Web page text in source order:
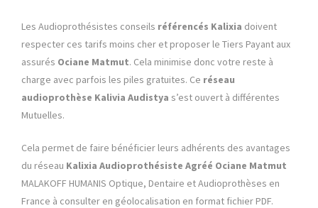
Les Audioprothésistes conseils référencés Kalixia doivent
respecter ces tarifs moins cher et proposer le Tiers Payant aux
assurés Ociane Matmut. Cela minimise donc votre reste à
charge avec parfois les piles gratuites. Ce réseau
audioprothèse Kalivia Audistya s’est ouvert à différentes
Mutuelles.
Cela permet de faire bénéficier leurs adhérents des avantages
du réseau Kalixia Audioprothésiste Agréé Ociane Matmut
MALAKOFF HUMANIS Optique, Dentaire et Audioprothèses en
France à consulter en géolocalisation en format fichier PDF.